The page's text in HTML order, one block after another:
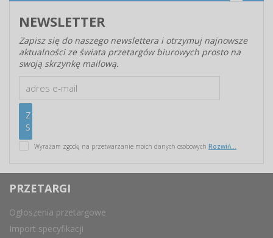
NEWSLETTER
Zapisz się do naszego newslettera i otrzymuj najnowsze
aktualności ze świata przetargów biurowych prosto na
swoją skrzynkę mailową.
Wyrażam zgodę na przetwarzanie moich danych osobowych Rozwiń...
PRZETARGI
Ogłoszenia przetargowe
Import specyfikacji